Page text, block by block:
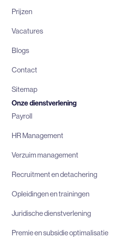
Prijzen
Vacatures
Blogs
Contact
Sitemap
Onze dienstverlening
Payroll
HR Management
Verzuim management
Recruitment en detachering
Opleidingen en trainingen
Juridische dienstverlening
Premie en subsidie optimalisatie